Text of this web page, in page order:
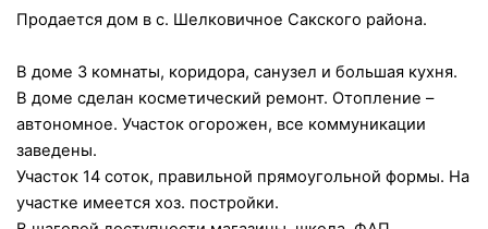
Продается дом в с. Шелковичное Сакского района.
В доме 3 комнаты, коридора, санузел и большая кухня.
В доме сделан косметический ремонт. Отопление –
автономное. Участок огорожен, все коммуникации
заведены.
Участок 14 соток, правильной прямоугольной формы. На
участке имеется хоз. постройки.